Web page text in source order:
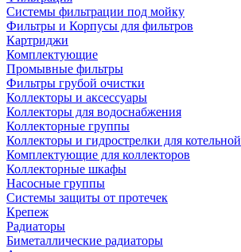
Системы фильтрации под мойку
Фильтры и Корпусы для фильтров
Картриджи
Комплектующие
Промывные фильтры
Фильтры грубой очистки
Коллекторы и аксессуары
Коллекторы для водоснабжения
Коллекторные группы
Коллекторы и гидрострелки для котельной
Комплектующие для коллекторов
Коллекторные шкафы
Насосные группы
Системы защиты от протечек
Крепеж
Радиаторы
Биметаллические радиаторы